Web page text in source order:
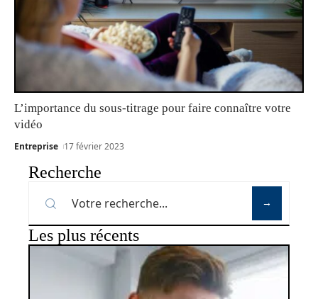
L’importance du sous-titrage pour faire connaître votre
vidéo
Entreprise 17 février 2023
Recherche
Les plus récents